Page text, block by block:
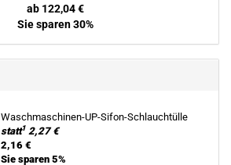
ab 122,04 €
Sie sparen 30%
Waschmaschinen-​UP-Sifon-Schlauchtülle
statt12,27 €
2,16 €
Sie sparen 5%